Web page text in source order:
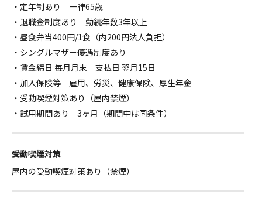
・定年制あり 一律65歳
・退職金制度あり 勤続年数3年以上
・昼食弁当400円/1食（内200円法人負担）
・シングルマザー優遇制度あり
・賃金締日 毎月月末 支払日 翌月15日
・加入保険等 雇用、労災、健康保険、厚生年金
・受動喫煙対策あり（屋内禁煙）
・試用期間あり 3ヶ月（期間中は同条件）
受動喫煙対策
屋内の受動喫煙対策あり（禁煙）